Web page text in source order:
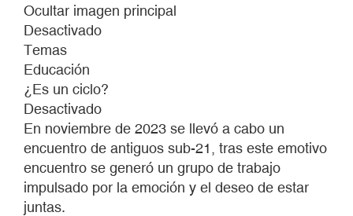
SALVAJE
Ocultar imagen principal
Desactivado
Temas
Educación
¿Es un ciclo?
Desactivado
En noviembre de 2023 se llevó a cabo un
encuentro de antiguos sub-21, tras este emotivo
encuentro se generó un grupo de trabajo
impulsado por la emoción y el deseo de estar
juntas.